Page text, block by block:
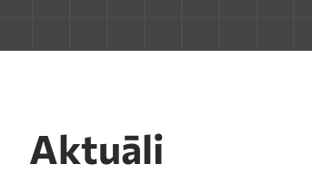
Aktuāli